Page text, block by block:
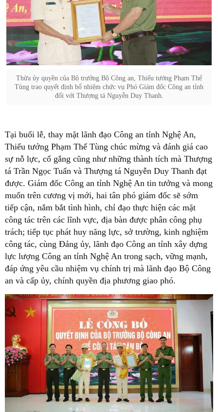
Thừa ủy quyền của Bộ trưởng Bộ Công an, Thiếu tướng Phạm Thế
Tùng trao quyết định bổ nhiệm chức vụ Phó Giám đốc Công an tỉnh
đối với Thượng tá Nguyễn Duy Thanh.
Tại buổi lễ, thay mặt lãnh đạo Công an tỉnh Nghệ An,
Thiếu tướng Phạm Thế Tùng chúc mừng và đánh giá cao
sự nỗ lực, cố gắng cũng như những thành tích mà Thượng
tá Trần Ngọc Tuấn và Thượng tá Nguyễn Duy Thanh đạt
được. Giám đốc Công an tỉnh Nghệ An tin tưởng và mong
muốn trên cương vị mới, hai tân phó giám đốc sẽ sớm
tiếp cận, nắm bắt tình hình, chỉ đạo thực hiện các mặt
công tác trên các lĩnh vực, địa bàn được phân công phụ
trách; tiếp tục phát huy năng lực, sở trường, kinh nghiệm
công tác, cùng Đảng ủy, lãnh đạo Công an tỉnh xây dựng
lực lượng Công an tỉnh Nghệ An trong sạch, vững mạnh,
đáp ứng yêu cầu nhiệm vụ chính trị mà lãnh đạo Bộ Công
an và cấp ủy, chính quyền địa phương giao phó.